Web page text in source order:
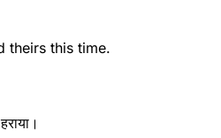
theirs this time.